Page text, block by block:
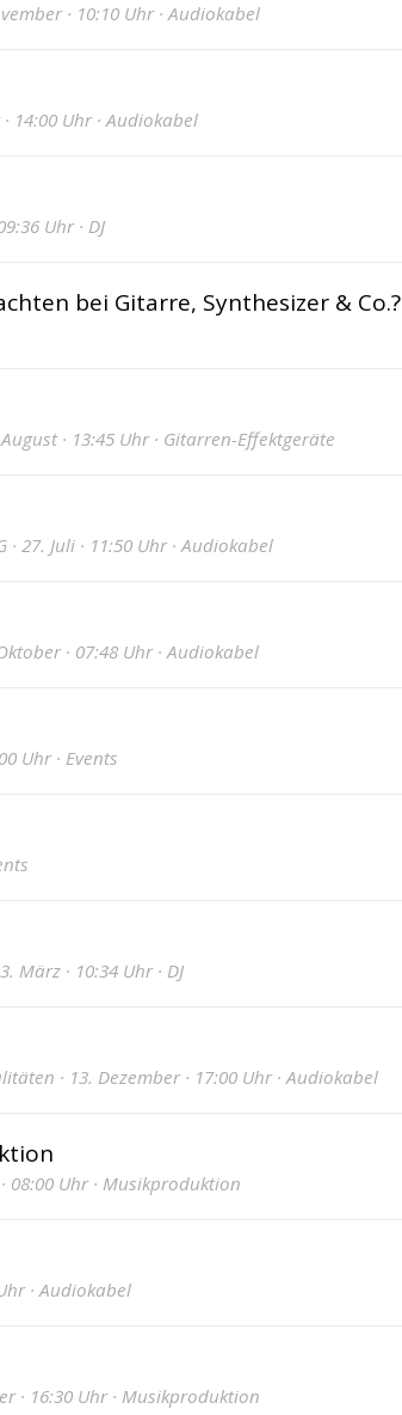
· 10:10 Uhr · Audiokabel
14:00 Uhr · Audiokabel
Uhr · DJ
bei Gitarre, Synthesizer & Co.?
· 13:45 Uhr · Gitarren-Effektgeräte
27. Juli · 11:50 Uhr · Audiokabel
· 07:48 Uhr · Audiokabel
Uhr · Events
· 10:34 Uhr · DJ
· 13. Dezember · 17:00 Uhr · Audiokabel
08:00 Uhr · Musikproduktion
· Audiokabel
· 16:30 Uhr · Musikproduktion